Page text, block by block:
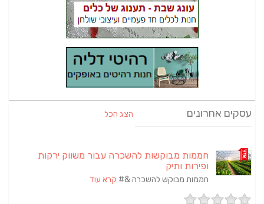
עסקים אחרונים הצג הכל
חממות מבוקשות להשכרה עבור משווק ירקות
ופירות ותיק
חממות מבוקש להשכרה &# קרא עוד